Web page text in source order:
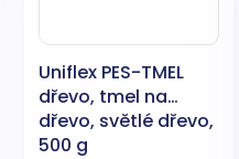
Uniflex PES-TMEL
dřevo, tmel na
dřevo, světlé dřevo,
500 g